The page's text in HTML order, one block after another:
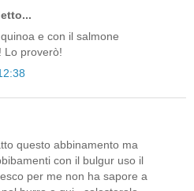
e con il salmone
Lo proverò!
questo abbinamento ma
con il bulgur uso il
per me non ha sapore a